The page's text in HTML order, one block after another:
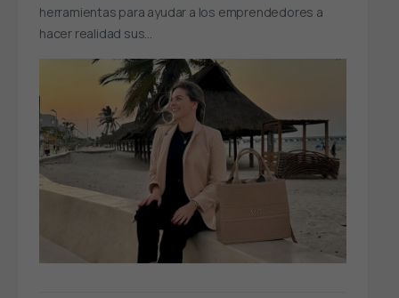
herramientas para ayudar a los emprendedores a
hacer realidad sus…